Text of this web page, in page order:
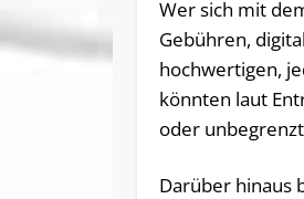
Wer sich mit
Gebühren,
hochwertigen,
könnten laut
oder
Darüber hinaus